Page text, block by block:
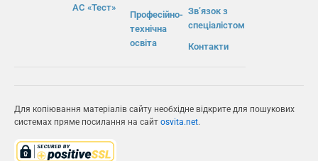
АС «Тест»
Професійно-
технічна
освіта
Зв’язок з
спеціалістом
Контакти
Для копіювання матеріалів сайту необхідне відкрите для пошукових
системах пряме посилання на сайт osvita.net.